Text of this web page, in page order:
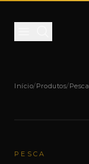
Início/Produtos/Pesca
PESCA